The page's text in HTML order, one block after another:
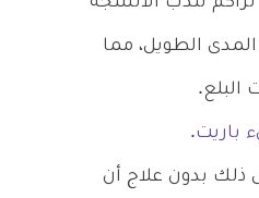
المدى الطويل، مما
البلع.
باريت.
ذلك بدون علاج أن